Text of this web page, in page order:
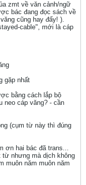
zmt về văn cảnh/ngữ
bác đang đọc sách về
cũng hay đấy! ).
cable", mới là cáp
gặp nhất
bằng cách lắp bộ
neo cáp văng? - cần
(cụm từ này thì đúng
ơn hai bác đã trans...
từ nhưng mà dịch không
muôn năm muôn năm